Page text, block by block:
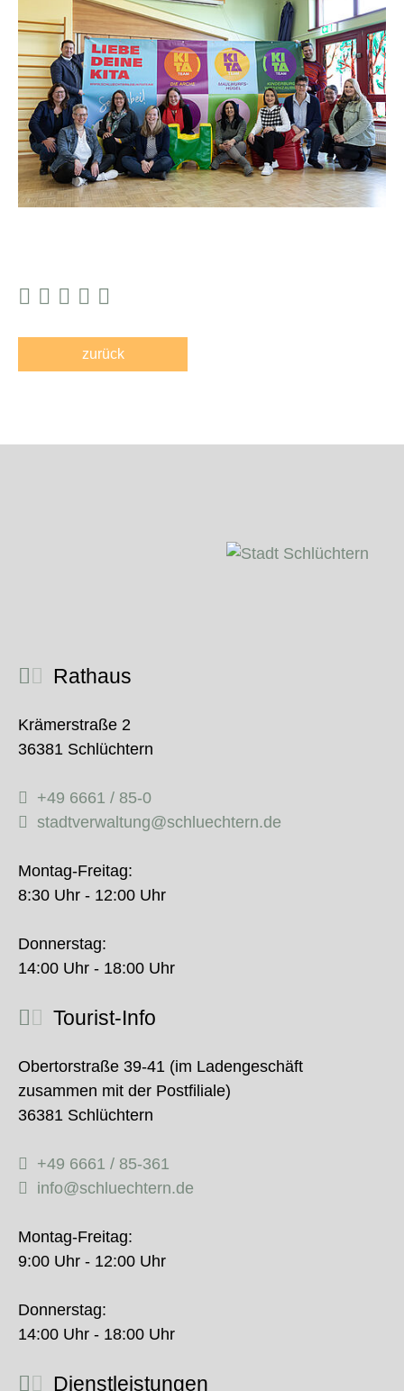
zurück
Rathaus
Krämerstraße 2
36381 Schlüchtern
+49 6661 / 85-0
stadtverwaltung@schluechtern.de
Montag-Freitag:
8:30 Uhr - 12:00 Uhr
Donnerstag:
14:00 Uhr - 18:00 Uhr
Tourist-Info
Obertorstraße 39-41 (im Ladengeschäft
zusammen mit der Postfiliale)
36381 Schlüchtern
+49 6661 / 85-361
info@schluechtern.de
Montag-Freitag:
9:00 Uhr - 12:00 Uhr
Donnerstag:
14:00 Uhr - 18:00 Uhr
Dienstleistungen